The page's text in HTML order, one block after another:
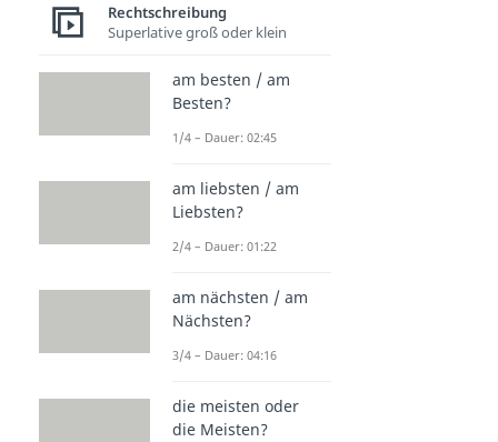
Rechtschreibung
Superlative groß oder klein
am besten / am
Besten?
1/4 – Dauer: 02:45
am liebsten / am
Liebsten?
2/4 – Dauer: 01:22
am nächsten / am
Nächsten?
3/4 – Dauer: 04:16
die meisten oder
die Meisten?